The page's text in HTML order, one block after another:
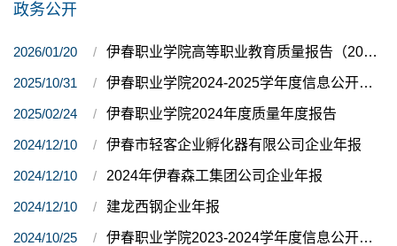
政务公开
2026/01/20 伊春职业学院高等职业教育质量报告（2025年度）
2025/10/31 伊春职业学院2024-2025学年度信息公开工作年度报告
2025/02/24 伊春职业学院2024年度质量年度报告
2024/12/10 伊春市轻客企业孵化器有限公司企业年报
2024/12/10 2024年伊春森工集团公司企业年报
2024/12/10 建龙西钢企业年报
2024/10/25 伊春职业学院2023-2024学年度信息公开工作年度报告